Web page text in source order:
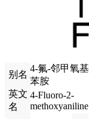
别名
4-氟-邻甲氧基
苯胺
英文
名
4-Fluoro-2-
methoxyaniline